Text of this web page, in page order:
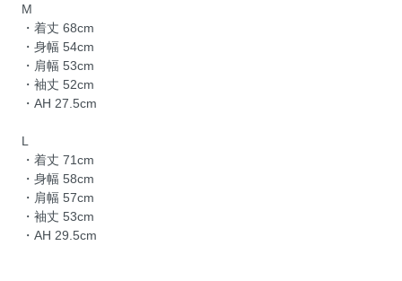
M
・着丈 68cm
・身幅 54cm
・肩幅 53cm
・袖丈 52cm
・AH 27.5cm
L
・着丈 71cm
・身幅 58cm
・肩幅 57cm
・袖丈 53cm
・AH 29.5cm